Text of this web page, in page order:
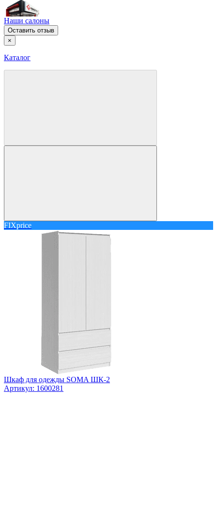
Наши салоны
Оставить отзыв
×
Каталог
FIXprice
Шкаф для одежды SOMA ШК-2
Артикул: 1600281